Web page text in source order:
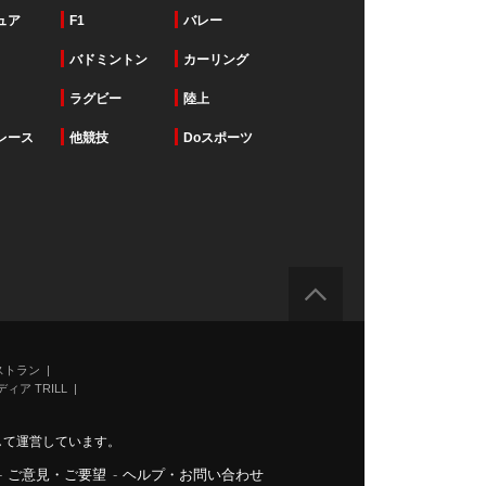
ア F1 バレー
バドミントン カーリング
ラグビー 陸上
ース 他競技 Doスポーツ
ラン
ィア TRILL
運営しています。
ご意見・ご要望 - ヘルプ・お問い合わせ